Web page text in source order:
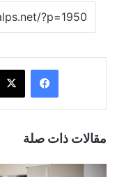
فيسبوك
مقالات ذات صلة